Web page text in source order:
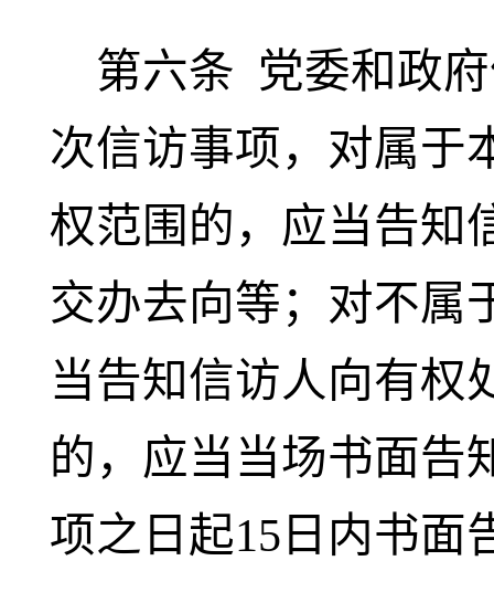
第六条 党委和政
次信访事项，对属于
权范围的，应当告知
交办去向等；对不属
当告知信访人向有权
的，应当当场书面告
项之日起15日内书面